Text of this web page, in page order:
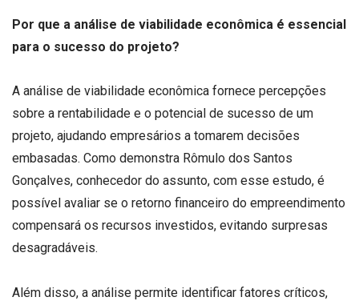
Por que a análise de viabilidade econômica é essencial
para o sucesso do projeto?
A análise de viabilidade econômica fornece percepções
sobre a rentabilidade e o potencial de sucesso de um
projeto, ajudando empresários a tomarem decisões
embasadas. Como demonstra Rômulo dos Santos
Gonçalves, conhecedor do assunto, com esse estudo, é
possível avaliar se o retorno financeiro do empreendimento
compensará os recursos investidos, evitando surpresas
desagradáveis.
Além disso, a análise permite identificar fatores críticos,